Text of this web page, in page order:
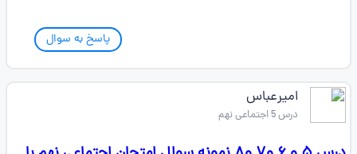
پاسخ به سوال
امیرعباس
درس 5 اجتماعی نهم